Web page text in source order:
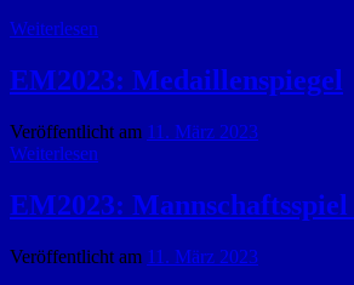
Weiterlesen
EM2023: Medaillenspiegel
Veröffentlicht am 11. März 2023
Weiterlesen
EM2023:
Veröffentlicht am 11. März 2023